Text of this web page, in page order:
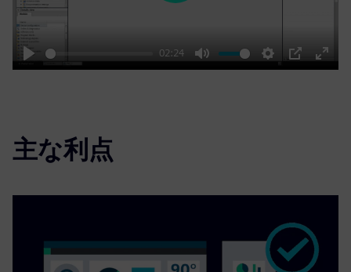
Play
02:24
Mute Settings
PIP
Enter
主な利点